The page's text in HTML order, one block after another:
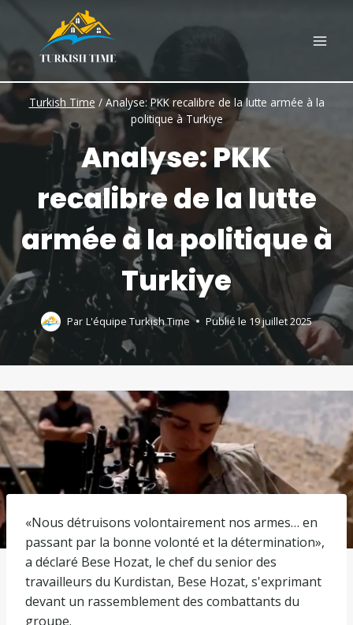
content
Turkish Time /Analyse: PKK recalibre de la lutte armée à la
politique à Turkiye
Analyse: PKK
recalibre de la lutte
armée à la politique à
Turkiye
Par L'équipe Turkish Time Publié le 19 juillet 2025
«Nous détruisons volontairement nos armes… en
passant par la bonne volonté et la détermination»,
a déclaré Bese Hozat, le chef du senior des
travailleurs du Kurdistan, Bese Hozat, s'exprimant
devant un rassemblement des combattants du
groupe.